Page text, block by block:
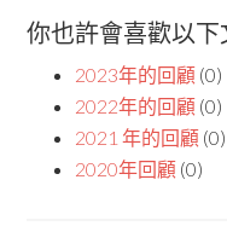
你也許會喜歡以下
2023年的回顧 (0)
2022年的回顧 (0)
2021 年的回顧 (0)
2020年回顧 (0)